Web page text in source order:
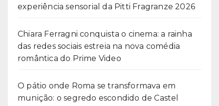
experiência sensorial da Pitti Fragranze 2026
Chiara Ferragni conquista o cinema: a rainha
das redes sociais estreia na nova comédia
romântica do Prime Video
O pátio onde Roma se transformava em
munição: o segredo escondido de Castel